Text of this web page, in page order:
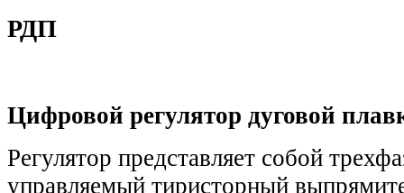
РДП
Цифровой регулятор дуговой
Регулятор представляет собой
управляемый тиристорный